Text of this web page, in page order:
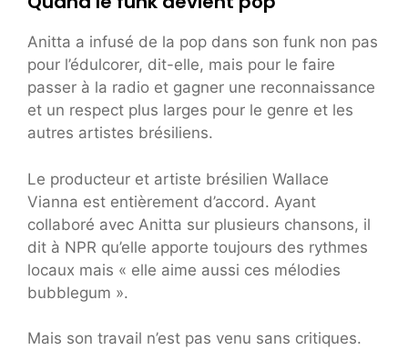
Anitta a infusé de la pop dans son funk non pas
pour l’édulcorer, dit-elle, mais pour le faire
passer à la radio et gagner une reconnaissance
et un respect plus larges pour le genre et les
autres artistes brésiliens.
Le producteur et artiste brésilien Wallace
Vianna est entièrement d’accord. Ayant
collaboré avec Anitta sur plusieurs chansons, il
dit à NPR qu’elle apporte toujours des rythmes
locaux mais « elle aime aussi ces mélodies
bubblegum ».
Mais son travail n’est pas venu sans critiques.